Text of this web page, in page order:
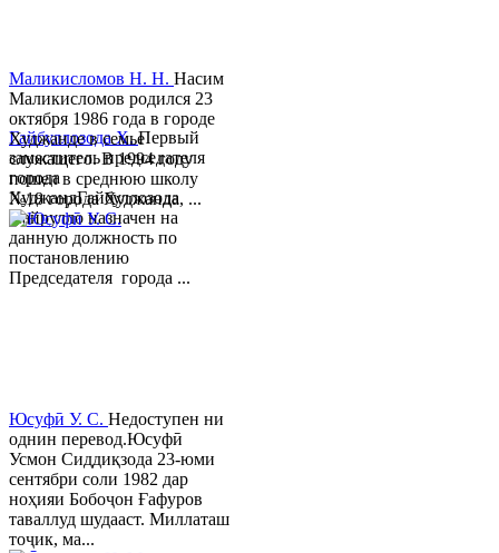
Гайбуллозода Х.Первый
заместитель председателя
города
ХуджандГайбуллозода
Хайрулло назначен на
данную должность по
постановлению
Председателя города ...
Маликисломов Н. Н. Насим
Маликисломов родился 23
октября 1986 года в городе
Худжанде в семье
служащего. В 1994 году
пошел в среднюю школу
№18 города Худжанда, ...
Юсуфӣ У. C. Недоступен ни
однин перевод.Юсуфӣ
Усмон Сиддиқзода 23-юми
сентябри соли 1982 дар
ноҳияи Бобоҷон Ғафуров
таваллуд шудааст. Миллаташ
тоҷик, ма...